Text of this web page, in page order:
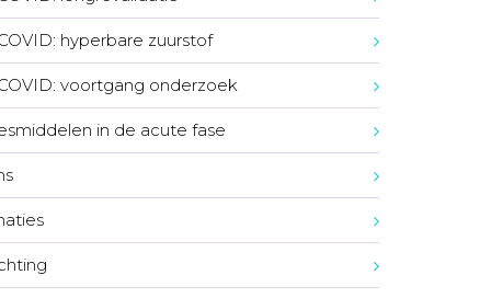
hyperbare zuurstof
voortgang onderzoek
in de acute fase